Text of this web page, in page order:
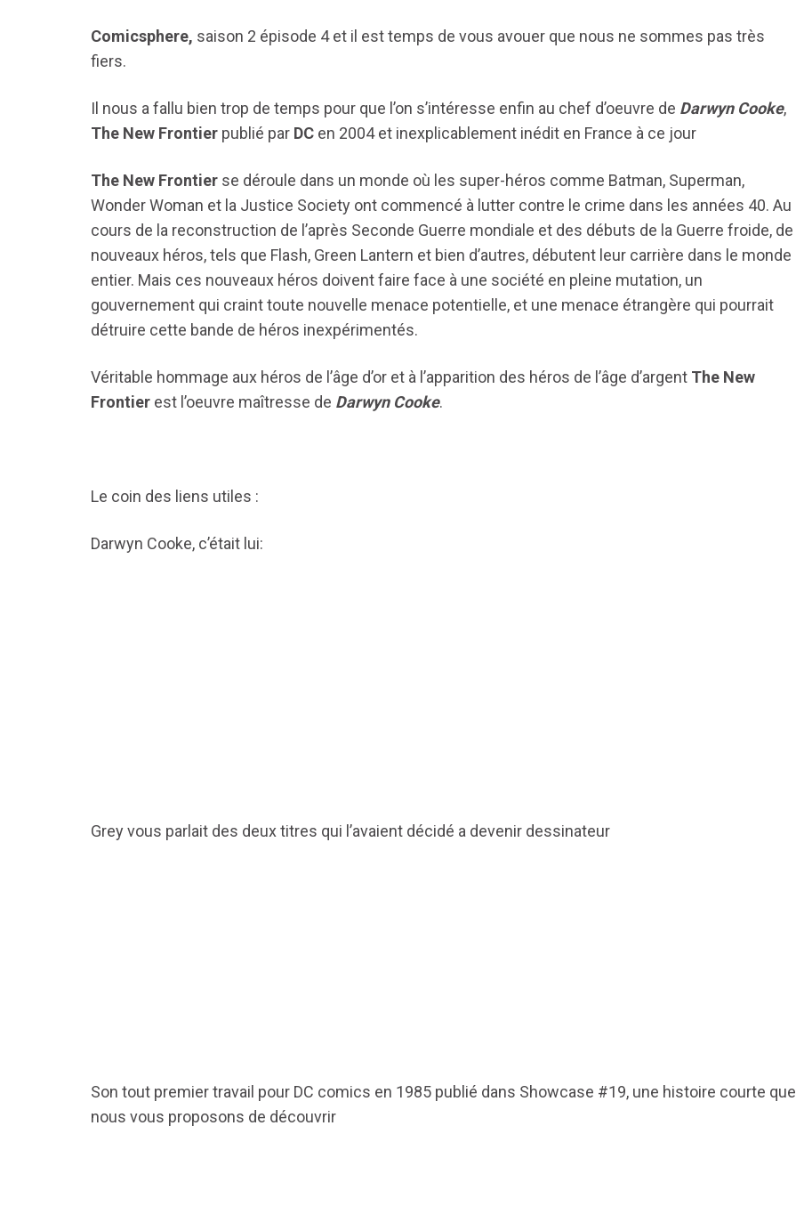
Comicsphere, saison 2 épisode 4 et il est temps de vous avouer que nous ne sommes pas très
fiers.
Il nous a fallu bien trop de temps pour que l’on s’intéresse enfin au chef d’oeuvre de Darwyn Cooke,
The New Frontier publié par DC en 2004 et inexplicablement inédit en France à ce jour
The New Frontier se déroule dans un monde où les super-héros comme Batman, Superman,
Wonder Woman et la Justice Society ont commencé à lutter contre le crime dans les années 40. Au
cours de la reconstruction de l’après Seconde Guerre mondiale et des débuts de la Guerre froide, de
nouveaux héros, tels que Flash, Green Lantern et bien d’autres, débutent leur carrière dans le monde
entier. Mais ces nouveaux héros doivent faire face à une société en pleine mutation, un
gouvernement qui craint toute nouvelle menace potentielle, et une menace étrangère qui pourrait
détruire cette bande de héros inexpérimentés.
Véritable hommage aux héros de l’âge d’or et à l’apparition des héros de l’âge d’argent The New
Frontier est l’oeuvre maîtresse de Darwyn Cooke.
Le coin des liens utiles :
Darwyn Cooke, c’était lui:
Grey vous parlait des deux titres qui l’avaient décidé a devenir dessinateur
Son tout premier travail pour DC comics en 1985 publié dans Showcase #19, une histoire courte que
nous vous proposons de découvrir